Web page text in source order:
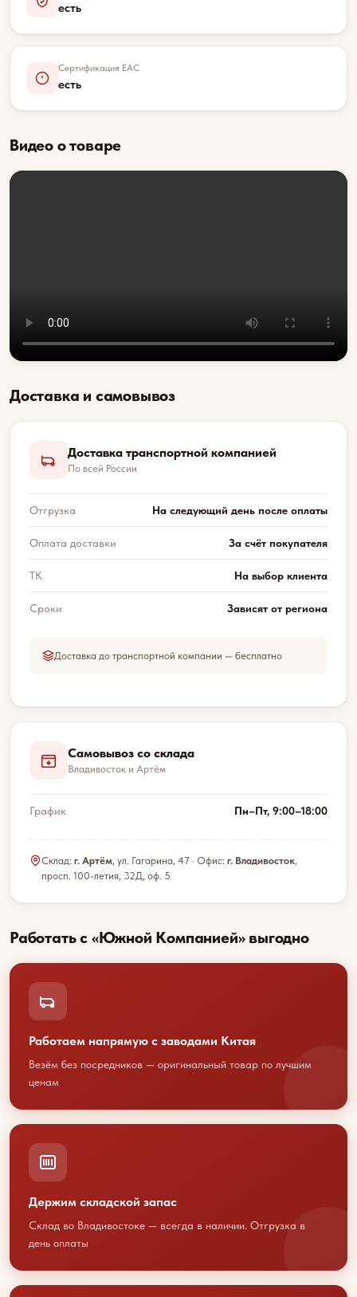
есть
Сертификация EAC
есть
Видео о товаре
Доставка и самовывоз
Доставка транспортной компанией
По всей России
Отгрузка На следующий день после оплаты
Оплата доставки За счёт покупателя
ТК На выбор клиента
Сроки Зависят от региона
Доставка до транспортной компании — бесплатно
Самовывоз со склада
Владивосток и Артём
График Пн–Пт, 9:00–18:00
Склад: г. Артём, ул. Гагарина, 47 · Офис: г. Владивосток,
просп. 100-летия, 32Д, оф. 5
Работать с «Южной Компанией» выгодно
Работаем напрямую с заводами Китая
Везём без посредников — оригинальный товар по лучшим
ценам
Держим складской запас
Склад во Владивостоке — всегда в наличии. Отгрузка в
день оплаты
Обсудим
сотрудничество?
Свяжитесь с нами любым
удобным способом
или оставьте свои контакты